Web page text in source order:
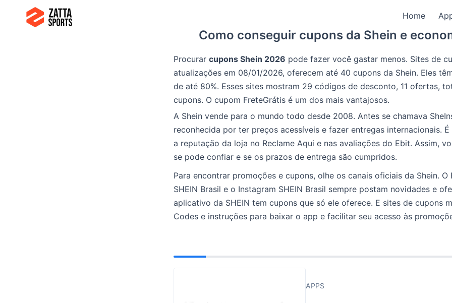
Home
Como conseguir cupons da Shein e
Procurar cupons Shein 2026 pode fazer você gastar menos. Sites de
atualizações em 08/01/2026, oferecem até 40 cupons da Shein. Eles
de até 80%. Esses sites mostram 29 códigos de desconto, 11 ofertas,
cupons. O cupom FreteGrátis é um dos mais vantajosos.
A Shein vende para o mundo todo desde 2008. Antes se chamava
reconhecida por ter preços acessíveis e fazer entregas internacionais.
a reputação da loja no Reclame Aqui e nas avaliações do Ebit. Assim,
se pode confiar e se os prazos de entrega são cumpridos.
Para encontrar promoções e cupons, olhe os canais oficiais da Shein. O
SHEIN Brasil e o Instagram SHEIN Brasil sempre postam novidades e
aplicativo da SHEIN tem cupons que só ele oferece. E sites de cupons
Codes e instruções para baixar o app e facilitar seu acesso às
APPS